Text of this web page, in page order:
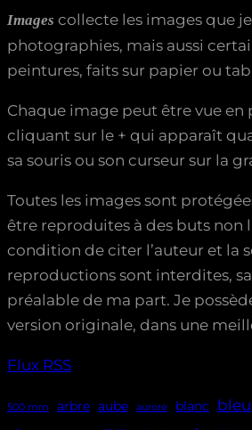
Images collecte les images que
photographies, mais aussi
peintures, faits sur papier ou
Chaque image peut être vue en
cliquant sur le + qui apparaît
sa souris ou son curseur sur la
Toutes les images sont
être reproduites à des buts non
condition de citer l’auteur et la
reproductions sont interdites,
préalable de ma part. Je
version originale, dans une
Flux RSS
500 mm arbre aube aurore blanc bleu